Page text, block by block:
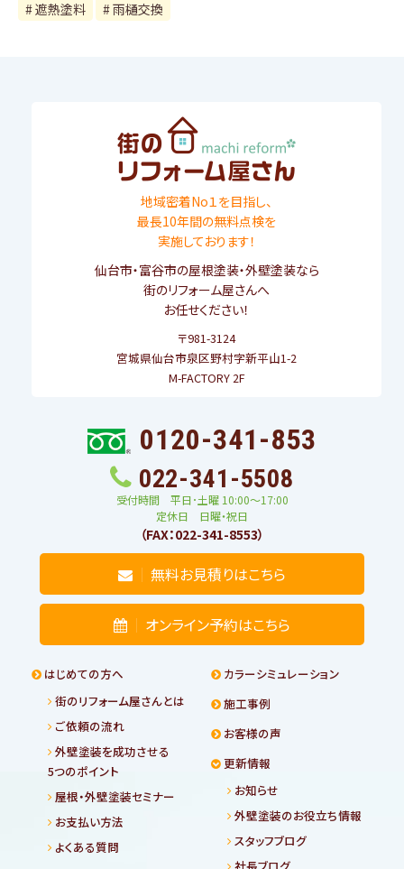
遮熱塗料
雨樋交換
地域密着No１を目指し、
最長10年間の無料点検を
実施しております！
仙台市・富谷市の屋根塗装・外壁塗装なら
街のリフォーム屋さんへ
お任せください！
〒981-3124
宮城県仙台市泉区野村字新平山1-2
M-FACTORY 2F
0120-341-853
022-341-5508
受付時間 平日･土曜 10:00〜17:00
定休日 日曜・祝日
（FAX：022-341-8553）
無料お見積りはこちら
オンライン予約はこちら
はじめての方へ
街のリフォーム屋さんとは
ご依頼の流れ
外壁塗装を成功させる
5つのポイント
屋根・外壁塗装セミナー
お支払い方法
よくある質問
カラーシミュレーション
施工事例
お客様の声
更新情報
お知らせ
外壁塗装のお役立ち情報
スタッフブログ